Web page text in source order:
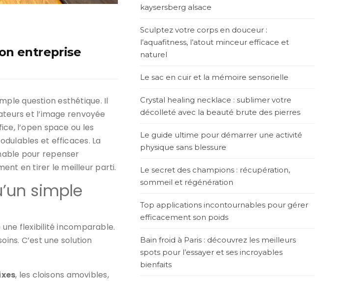
entreprise
question esthétique. Il
et l’image renvoyée
l’open space ou les
et efficaces. La
pour repenser
en tirer le meilleur parti.
simple
flexibilité incomparable.
C’est une solution
, les cloisons amovibles,
kaysersberg alsace
Sculptez votre corps en douceur :
l’aquafitness, l’atout minceur efficace et
naturel
Le sac en cuir et la mémoire sensorielle
Crystal healing necklace : sublimer votre
décolleté avec la beauté brute des pierres
Le guide ultime pour démarrer une activité
physique sans blessure
Le secret des champions : récupération,
sommeil et régénération
Top applications incontournables pour gérer
efficacement son poids
Bain froid à Paris : découvrez les meilleurs
spots pour l’essayer et ses incroyables
bienfaits